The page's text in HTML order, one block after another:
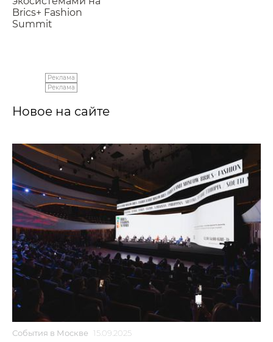
Brics+ Fashion
Summit
Реклама
Реклама
Новое на сайте
События в Москве 15.09.2025